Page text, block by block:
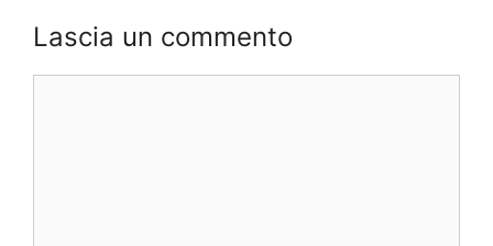
Lascia un commento